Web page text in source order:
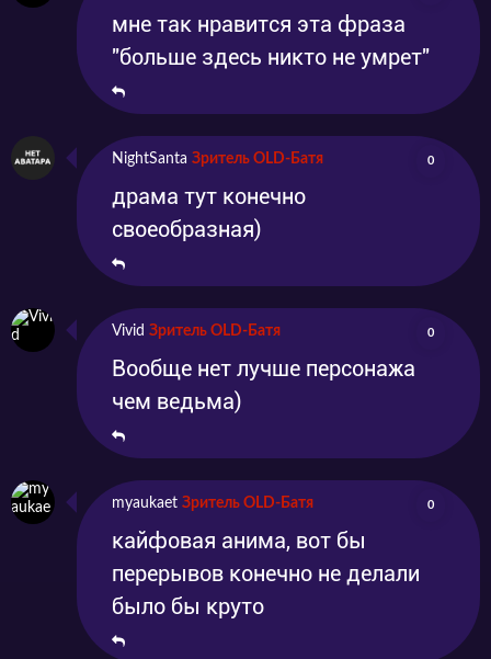
мне так нравится эта фраза
"больше здесь никто не умрет"
NightSanta Зритель OLD-Батя 0
драма тут конечно
своеобразная)
Vivid Зритель OLD-Батя 0
Вообще нет лучше персонажа
чем ведьма)
myaukaet Зритель OLD-Батя 0
кайфовая анима, вот бы
перерывов конечно не делали
было бы круто